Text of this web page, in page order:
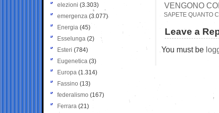
VENGONO
SAPETE QUANTO
Leave a
You must be
elezioni (3.303)
emergenza (3.077)
Energia (45)
Esselunga (2)
Esteri (784)
Eugenetica (3)
Europa (1.314)
Fassino (13)
federalismo (167)
Ferrara (21)